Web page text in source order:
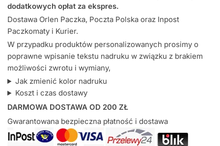
dodatkowych opłat za ekspres.
Dostawa Orlen Paczka, Poczta Polska oraz Inpost
Paczkomaty i Kurier.
W przypadku produktów personalizowanych prosimy o
poprawne wpisanie tekstu nadruku w związku z brakiem
możliwości zwrotu i wymiany,
Jak zmienić kolor nadruku
Koszt i czas dostawy
DARMOWA DOSTAWA OD 200 ZŁ
Gwarantowana bezpieczna płatność i dostawa